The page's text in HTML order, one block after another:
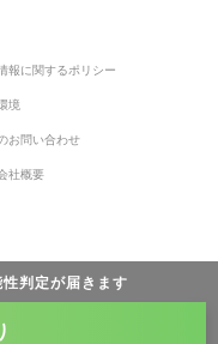
性判定が届きます
報に関するポリシー
境
お問い合わせ
社概要